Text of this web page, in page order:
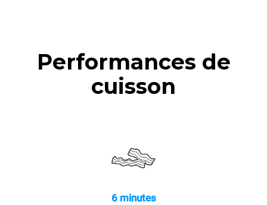
Performances de
cuisson
6 minutes